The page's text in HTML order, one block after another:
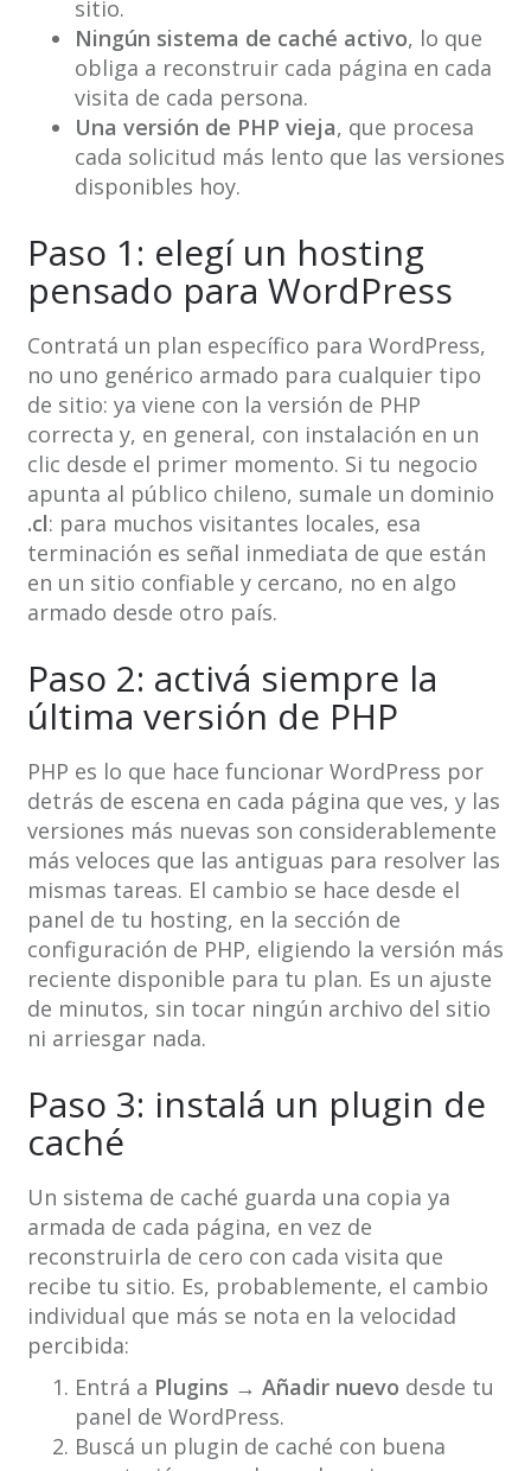
sitio.
Ningún sistema de caché activo, lo que
obliga a reconstruir cada página en cada
visita de cada persona.
Una versión de PHP vieja, que procesa
cada solicitud más lento que las versiones
disponibles hoy.
Paso 1: elegí un hosting
pensado para WordPress
Contratá un plan específico para WordPress,
no uno genérico armado para cualquier tipo
de sitio: ya viene con la versión de PHP
correcta y, en general, con instalación en un
clic desde el primer momento. Si tu negocio
apunta al público chileno, sumale un dominio
.cl: para muchos visitantes locales, esa
terminación es señal inmediata de que están
en un sitio confiable y cercano, no en algo
armado desde otro país.
Paso 2: activá siempre la
última versión de PHP
PHP es lo que hace funcionar WordPress por
detrás de escena en cada página que ves, y las
versiones más nuevas son considerablemente
más veloces que las antiguas para resolver las
mismas tareas. El cambio se hace desde el
panel de tu hosting, en la sección de
configuración de PHP, eligiendo la versión más
reciente disponible para tu plan. Es un ajuste
de minutos, sin tocar ningún archivo del sitio
ni arriesgar nada.
Paso 3: instalá un plugin de
caché
Un sistema de caché guarda una copia ya
armada de cada página, en vez de
reconstruirla de cero con cada visita que
recibe tu sitio. Es, probablemente, el cambio
individual que más se nota en la velocidad
percibida:
Entrá a Plugins → Añadir nuevo desde tu
panel de WordPress.
Buscá un plugin de caché con buena